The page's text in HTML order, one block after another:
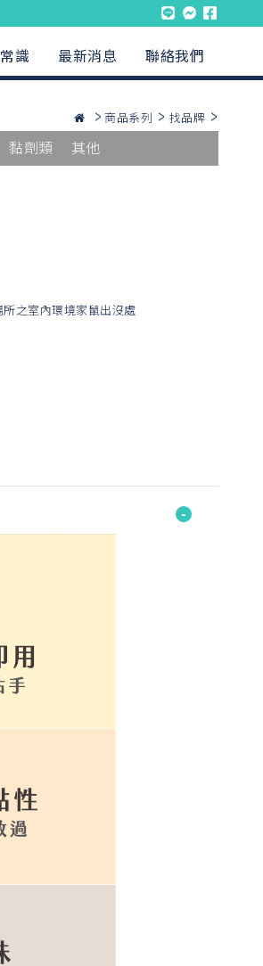
識 最新消息 聯絡我們
商品系列 找品牌
黏劑類 其他
所之室內環境家鼠出沒處